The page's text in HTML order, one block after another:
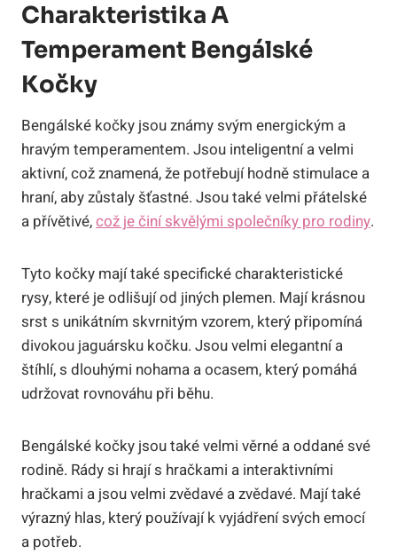
Charakteristika A
Temperament Bengálské
Kočky
Bengálské kočky jsou známy svým energickým a
hravým temperamentem. Jsou inteligentní a velmi
aktivní, což znamená, že potřebují hodně stimulace a
hraní, aby zůstaly šťastné. Jsou také velmi přátelské
a přívětivé,což je činí skvělými společníky pro rodiny.
Tyto kočky mají také specifické charakteristické
rysy, které je odlišují od jiných plemen. Mají krásnou
srst s unikátním skvrnitým vzorem, který připomíná
divokou jaguársku kočku. Jsou velmi elegantní a
štíhlí, s dlouhými nohama a ocasem, který pomáhá
udržovat rovnováhu při běhu.
Bengálské kočky jsou také velmi věrné a oddané své
rodině. Rády si hrají s hračkami a interaktivními
hračkami a jsou velmi zvědavé a zvědavé. Mají také
výrazný hlas, který používají k vyjádření svých emocí
a potřeb.